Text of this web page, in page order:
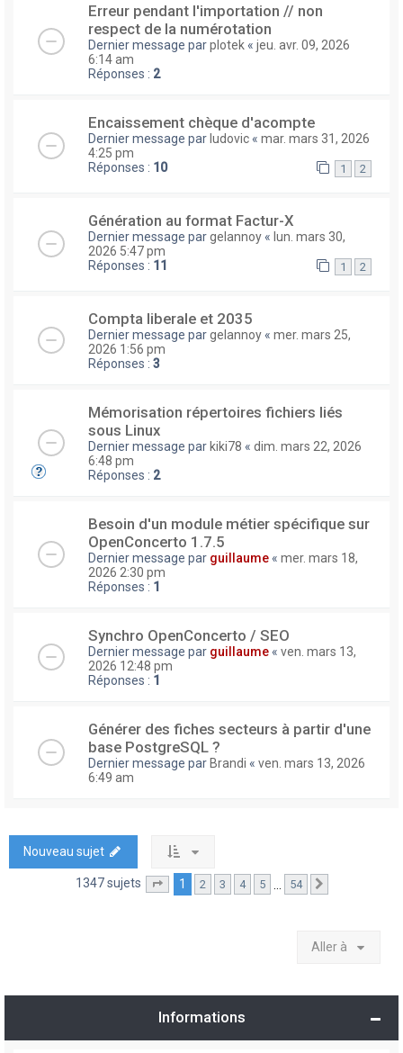
Erreur pendant l'importation // non
respect de la numérotation
Dernier message parplotek « jeu. avr. 09, 2026
6:14 am
Réponses : 2
Encaissement chèque d'acompte
Dernier message par ludovic « mar. mars 31, 2026
4:25 pm
Réponses : 10 1 2
Génération au format Factur-X
Dernier message pargelannoy « lun. mars 30,
2026 5:47 pm
Réponses : 11 1 2
Compta liberale et 2035
Dernier message pargelannoy « mer. mars 25,
2026 1:56 pm
Réponses : 3
Mémorisation répertoires fichiers liés
sous Linux
Dernier message par kiki78 « dim. mars 22, 2026
6:48 pm
Réponses : 2
Besoin d'un module métier spécifique sur
OpenConcerto 1.7.5
Dernier message par guillaume « mer. mars 18,
2026 2:30 pm
Réponses : 1
Synchro OpenConcerto / SEO
Dernier message par guillaume « ven. mars 13,
2026 12:48 pm
Réponses : 1
Générer des fiches secteurs à partir d'une
base PostgreSQL ?
Dernier message par Brandi « ven. mars 13, 2026
6:49 am
Nouveau sujet
1347 sujets Page sur54
1 2 3 4 5 54
Aller à
Informations